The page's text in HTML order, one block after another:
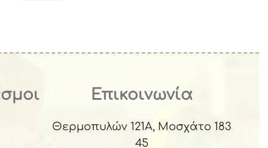
Επικοινωνία
Θερμοπυλών 121Α, Μοσχάτο 183
45